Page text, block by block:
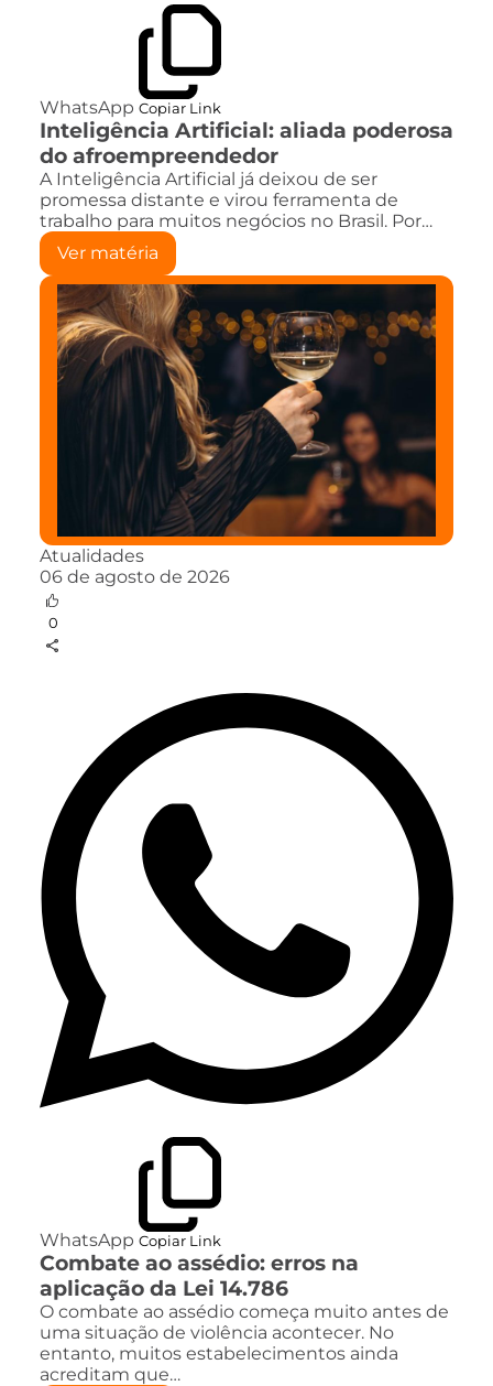
WhatsApp Copiar Link
Inteligência Artificial: aliada poderosa
do afroempreendedor
A Inteligência Artificial já deixou de ser
promessa distante e virou ferramenta de
trabalho para muitos negócios no Brasil. Por…
Ver matéria
Atualidades
06 de agosto de 2026
0
WhatsApp Copiar Link
Combate ao assédio: erros na
aplicação da Lei 14.786
O combate ao assédio começa muito antes de
uma situação de violência acontecer. No
entanto, muitos estabelecimentos ainda
acreditam que…